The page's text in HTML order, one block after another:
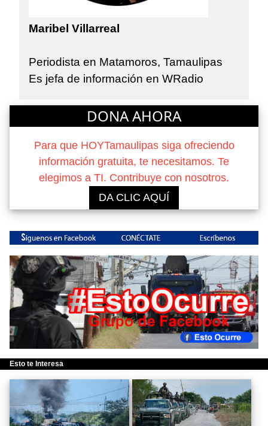
Maribel Villarreal
Periodista en Matamoros, Tamaulipas
Es jefa de información en WRadio
DONA AHORA
Para que HOYTamaulipas siga ofreciendo
información gratuita, te necesitamos. Te
elegimos a TI. Contribuye con nosotros.
DA CLIC AQUÍ
Esto te Interesa